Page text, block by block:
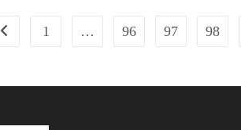
Site
Zur vorherigen Seite
1 … 96 97 98